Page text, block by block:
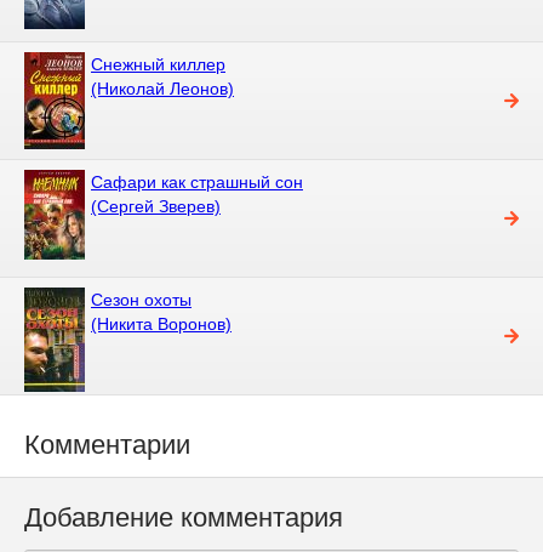
Снежный киллер
(Николай Леонов)
Сафари как страшный сон
(Сергей Зверев)
Сезон охоты
(Никита Воронов)
Комментарии
Добавление комментария